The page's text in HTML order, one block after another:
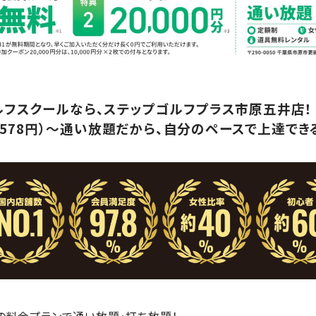
スクールなら、ステップゴルフプラス市原五井店！
円）～通い放題だから、自分のペースで上達でき